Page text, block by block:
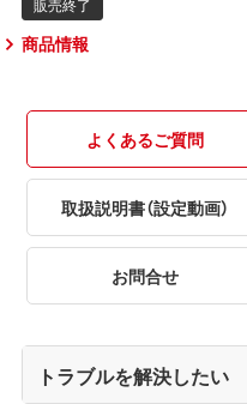
商品情報
よくあるご質問
取扱説明書（設定動画）
お問合せ
トラブルを解決したい